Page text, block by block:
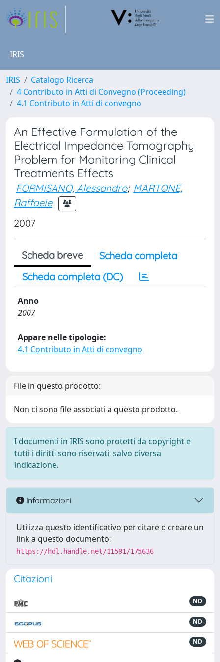
IRIS
IRIS
Catalogo Ricerca
4 Contributo in Atti di Convegno (Proceeding)
4.1 Contributo in Atti di convegno
An Effective Formulation of the
Electrical Impedance Tomography
Problem for Monitoring Clinical
Treatments Effects
FORMISANO, Alessandro; MARTONE,
Raffaele
2007
Scheda breve
Scheda completa
Scheda completa (DC)
Anno
2007
Appare nelle tipologie:
4.1 Contributo in Atti di convegno
File in questo prodotto:
Non ci sono file associati a questo prodotto.
I documenti in IRIS sono protetti da copyright e
tutti i diritti sono riservati, salvo diversa
indicazione.
Informazioni
Utilizza questo identificativo per citare o creare un
link a questo documento:
https://hdl.handle.net/11591/175636
Citazioni
ND
ND
ND